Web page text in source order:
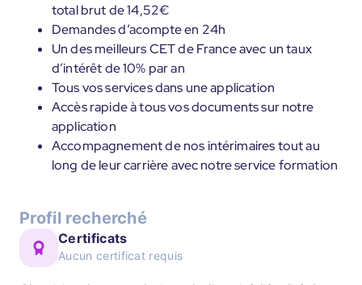
total brut de 14,52€
Demandes d’acompte en 24h
Un des meilleurs CET de France avec un taux
d’intérêt de 10% par an
Tous vos services dans une application
Accès rapide à tous vos documents sur notre
application
Accompagnement de nos intérimaires tout au
long de leur carrière avec notre service formation
Profil recherché
Certificats
Aucun certificat requis